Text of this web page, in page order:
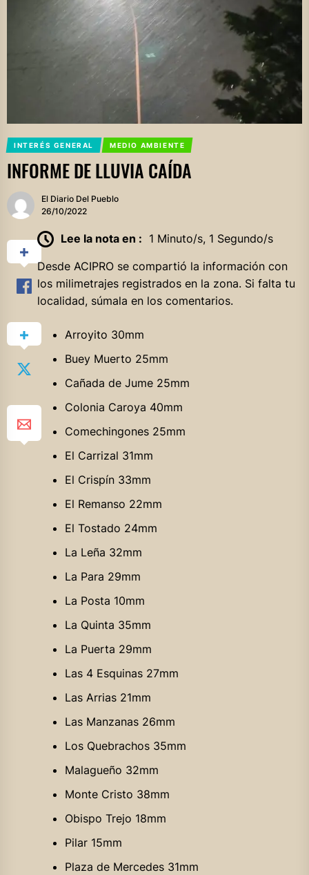
INTERÉS GENERAL MEDIO AMBIENTE
INFORME DE LLUVIA CAÍDA
El Diario Del Pueblo
26/10/2022
Lee la nota en : 1 Minuto/s, 1 Segundo/s
Desde ACIPRO se compartió la información con
los milimetrajes registrados en la zona. Si falta tu
localidad, súmala en los comentarios.
Arroyito 30mm
Buey Muerto 25mm
Cañada de Jume 25mm
Colonia Caroya 40mm
Comechingones 25mm
El Carrizal 31mm
El Crispín 33mm
El Remanso 22mm
El Tostado 24mm
La Leña 32mm
La Para 29mm
La Posta 10mm
La Quinta 35mm
La Puerta 29mm
Las 4 Esquinas 27mm
Las Arrias 21mm
Las Manzanas 26mm
Los Quebrachos 35mm
Malagueño 32mm
Monte Cristo 38mm
Obispo Trejo 18mm
Pilar 15mm
Plaza de Mercedes 31mm